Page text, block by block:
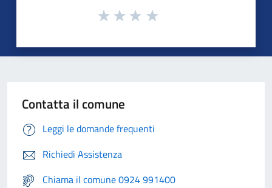
Contatta il comune
Leggi le domande frequenti
Richiedi Assistenza
Chiama il comune 0924 991400